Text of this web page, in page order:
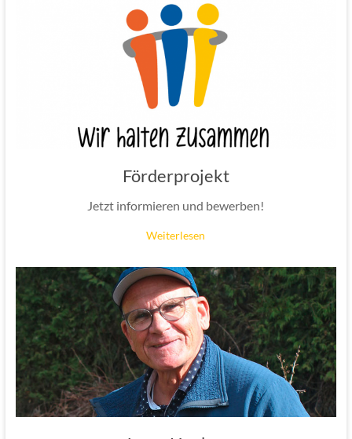
Förderprojekt
Jetzt informieren und bewerben!
Weiterlesen